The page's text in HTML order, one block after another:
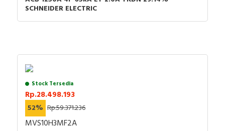
SCHNEIDER ELECTRIC
Stock Tersedia
Rp.28.498.193
52% Rp.59.371.236
MVS10H3MF2A